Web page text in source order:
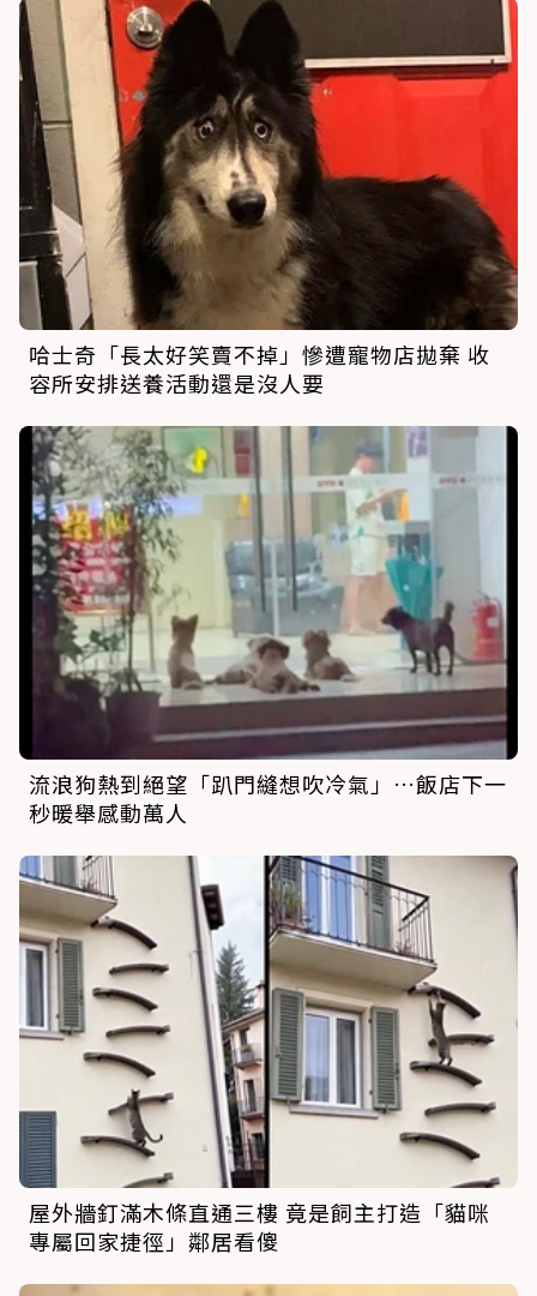
哈士奇「長太好笑賣不掉」慘遭寵物店拋棄 收
容所安排送養活動還是沒人要
流浪狗熱到絕望「趴門縫想吹冷氣」…飯店下一
秒暖舉感動萬人
屋外牆釘滿木條直通三樓 竟是飼主打造「貓咪
專屬回家捷徑」鄰居看傻